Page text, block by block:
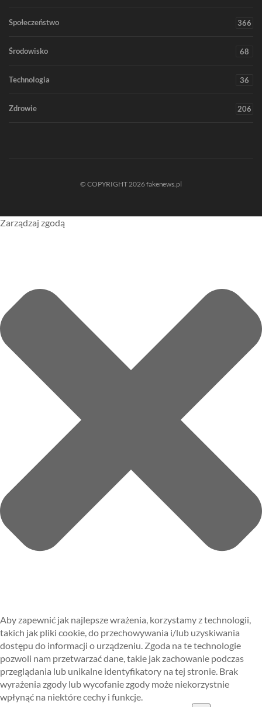
Społeczeństwo 366
Środowisko 68
Technologia 36
Zdrowie 206
© COPYRIGHT 2026 fakenews.pl
Zarządzaj zgodą
Aby zapewnić jak najlepsze wrażenia, korzystamy z technologii,
takich jak pliki cookie, do przechowywania i/lub uzyskiwania
dostępu do informacji o urządzeniu. Zgoda na te technologie
pozwoli nam przetwarzać dane, takie jak zachowanie podczas
przeglądania lub unikalne identyfikatory na tej stronie. Brak
wyrażenia zgody lub wycofanie zgody może niekorzystnie
wpłynąć na niektóre cechy i funkcje.